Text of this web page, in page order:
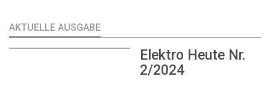
AKTUELLE AUSGABE
Elektro Heute Nr.
2/2024